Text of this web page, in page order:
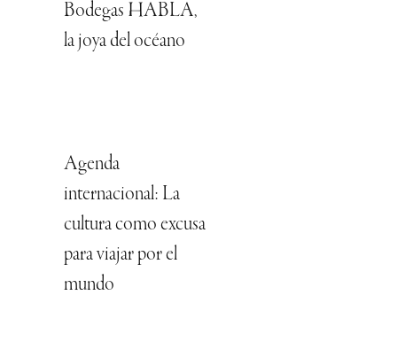
Bodegas HABLA,
la joya del océano
Agenda
internacional: La
cultura como excusa
para viajar por el
mundo